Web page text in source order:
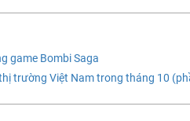
game Bombi Saga
trường Việt Nam trong tháng 10